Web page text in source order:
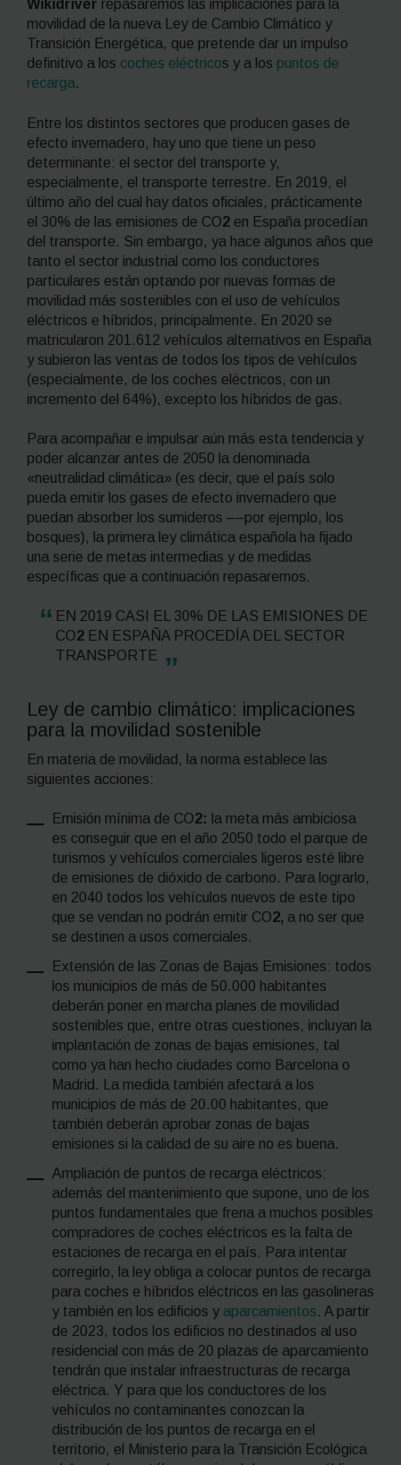
Wikidriver repasaremos las implicaciones para la
movilidad de la nueva Ley de Cambio Climático y
Transición Energética, que pretende dar un impulso
definitivo a los coches eléctricos y a los puntos de
recarga.
Entre los distintos sectores que producen gases de
efecto invernadero, hay uno que tiene un peso
determinante: el sector del transporte y,
especialmente, el transporte terrestre. En 2019, el
último año del cual hay datos oficiales, prácticamente
el 30% de las emisiones de CO2 en España procedían
del transporte. Sin embargo, ya hace algunos años que
tanto el sector industrial como los conductores
particulares están optando por nuevas formas de
movilidad más sostenibles con el uso de vehículos
eléctricos e híbridos, principalmente. En 2020 se
matricularon 201.612 vehículos alternativos en España
y subieron las ventas de todos los tipos de vehículos
(especialmente, de los coches eléctricos, con un
incremento del 64%), excepto los híbridos de gas.
Para acompañar e impulsar aún más esta tendencia y
poder alcanzar antes de 2050 la denominada
«neutralidad climática» (es decir, que el país solo
pueda emitir los gases de efecto invernadero que
puedan absorber los sumideros ––por ejemplo, los
bosques), la primera ley climática española ha fijado
una serie de metas intermedias y de medidas
específicas que a continuación repasaremos.
EN 2019 CASI EL 30% DE LAS EMISIONES DE
CO2 EN ESPAÑA PROCEDÍA DEL SECTOR
TRANSPORTE
Ley de cambio climático: implicaciones
para la movilidad sostenible
En materia de movilidad, la norma establece las
siguientes acciones:
Emisión mínima de CO2: la meta más ambiciosa
es conseguir que en el año 2050 todo el parque de
turismos y vehículos comerciales ligeros esté libre
de emisiones de dióxido de carbono. Para lograrlo,
en 2040 todos los vehículos nuevos de este tipo
que se vendan no podrán emitir CO2, a no ser que
se destinen a usos comerciales.
Extensión de las Zonas de Bajas Emisiones: todos
los municipios de más de 50.000 habitantes
deberán poner en marcha planes de movilidad
sostenibles que, entre otras cuestiones, incluyan la
implantación de zonas de bajas emisiones, tal
como ya han hecho ciudades como Barcelona o
Madrid. La medida también afectará a los
municipios de más de 20.00 habitantes, que
también deberán aprobar zonas de bajas
emisiones si la calidad de su aire no es buena.
Ampliación de puntos de recarga eléctricos:
además del mantenimiento que supone, uno de los
puntos fundamentales que frena a muchos posibles
compradores de coches eléctricos es la falta de
estaciones de recarga en el país. Para intentar
corregirlo, la ley obliga a colocar puntos de recarga
para coches e híbridos eléctricos en las gasolineras
y también en los edificios y aparcamientos. A partir
de 2023, todos los edificios no destinados al uso
residencial con más de 20 plazas de aparcamiento
tendrán que instalar infraestructuras de recarga
eléctrica. Y para que los conductores de los
vehículos no contaminantes conozcan la
distribución de los puntos de recarga en el
territorio, el Ministerio para la Transición Ecológica